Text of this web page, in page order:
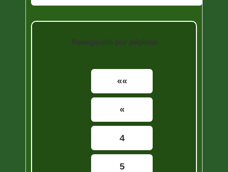
Navegación por páginas
««
«
4
5